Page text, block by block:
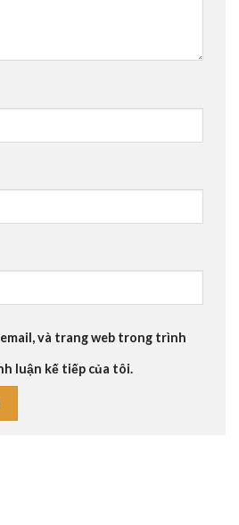
và trang web trong trình
luận kế tiếp của tôi.